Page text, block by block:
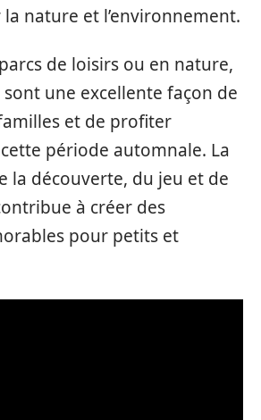
nature et l’environnement.
de loisirs ou en nature,
une excellente façon de
et de profiter
période automnale. La
la découverte, du jeu et de
à créer des
pour petits et